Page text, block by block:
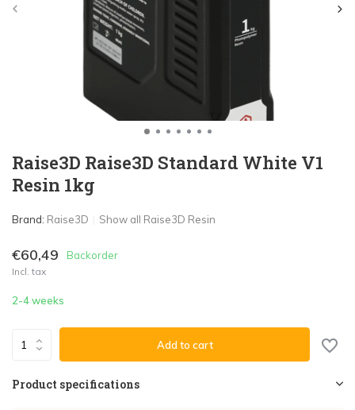
Raise3D Raise3D Standard White V1
Resin 1kg
Brand: Raise3D Show all Raise3D Resin
€60,49 Backorder
Incl. tax
2-4 weeks
Add to cart
Product specifications